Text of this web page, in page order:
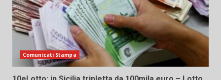
Comunicati Stampa